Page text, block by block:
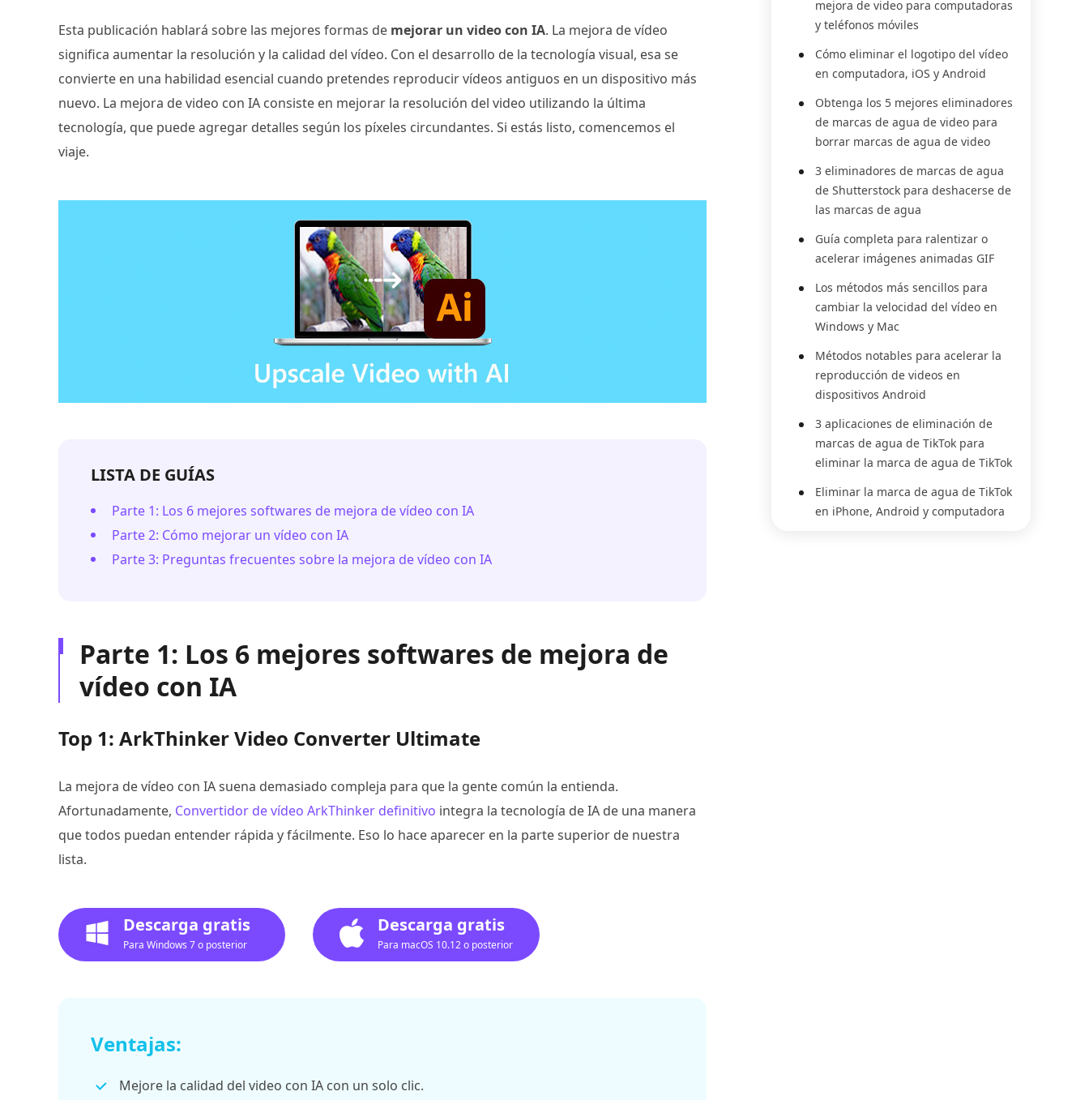
Esta publicación hablará sobre las mejores formas de mejorar un video con IA. La mejora de vídeo
significa aumentar la resolución y la calidad del vídeo. Con el desarrollo de la tecnología visual, esa se
convierte en una habilidad esencial cuando pretendes reproducir vídeos antiguos en un dispositivo más
nuevo. La mejora de video con IA consiste en mejorar la resolución del video utilizando la última
tecnología, que puede agregar detalles según los píxeles circundantes. Si estás listo, comencemos el
viaje.
LISTA DE GUÍAS
Parte 1: Los 6 mejores softwares de mejora de vídeo con IA
Parte 2: Cómo mejorar un vídeo con IA
Parte 3: Preguntas frecuentes sobre la mejora de vídeo con IA
Parte 1: Los 6 mejores softwares de mejora de
vídeo con IA
Top 1: ArkThinker Video Converter Ultimate
La mejora de vídeo con IA suena demasiado compleja para que la gente común la entienda.
Afortunadamente, Convertidor de vídeo ArkThinker definitivo integra la tecnología de IA de una manera
que todos puedan entender rápida y fácilmente. Eso lo hace aparecer en la parte superior de nuestra
lista.
Descarga gratis
Para Windows 7 o posterior
Descarga gratis
Para macOS 10.12 o posterior
Ventajas:
Mejore la calidad del video con IA con un solo clic.
mejora de video para computadoras
y teléfonos móviles
Cómo eliminar el logotipo del vídeo
en computadora, iOS y Android
Obtenga los 5 mejores eliminadores
de marcas de agua de video para
borrar marcas de agua de video
3 eliminadores de marcas de agua
de Shutterstock para deshacerse de
las marcas de agua
Guía completa para ralentizar o
acelerar imágenes animadas GIF
Los métodos más sencillos para
cambiar la velocidad del vídeo en
Windows y Mac
Métodos notables para acelerar la
reproducción de videos en
dispositivos Android
3 aplicaciones de eliminación de
marcas de agua de TikTok para
eliminar la marca de agua de TikTok
Eliminar la marca de agua de TikTok
en iPhone, Android y computadora